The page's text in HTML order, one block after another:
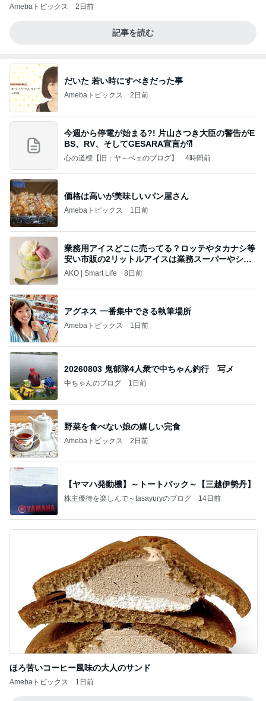
Amebaトピックス 2日前
記事を読む
だいた 若い時にすべきだった事
Amebaトピックス 2日前
今週から停電が始まる?! 片山さつき大臣の警告がE
BS、RV、そしてGESARA宣言が⁈
心の道標【旧：ヤ～ベェのブログ】 4時間前
価格は高いが美味しいパン屋さん
Amebaトピックス 1日前
業務用アイスどこに売ってる？ロッテやタカナシ等
安い市販の2リットルアイスは業務スーパーやシャ
トレ
AKO | Smart Life 8日前
アグネス 一番集中できる執筆場所
Amebaトピックス 1日前
20260803 鬼郁隊4人衆で中ちゃん釣行 写メ
中ちゃんのブログ 1日前
野菜を食べない娘の嬉しい完食
Amebaトピックス 2日前
【ヤマハ発動機】～トートバック～【三越伊勢丹】
株主優待を楽しんで～tasayuryのブログ 14日前
ほろ苦いコーヒー風味の大人のサンド
Amebaトピックス 1日前